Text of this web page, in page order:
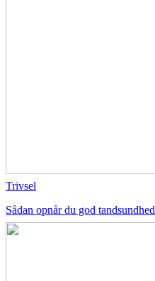
Trivsel
Sådan opnår du god tandsundhed